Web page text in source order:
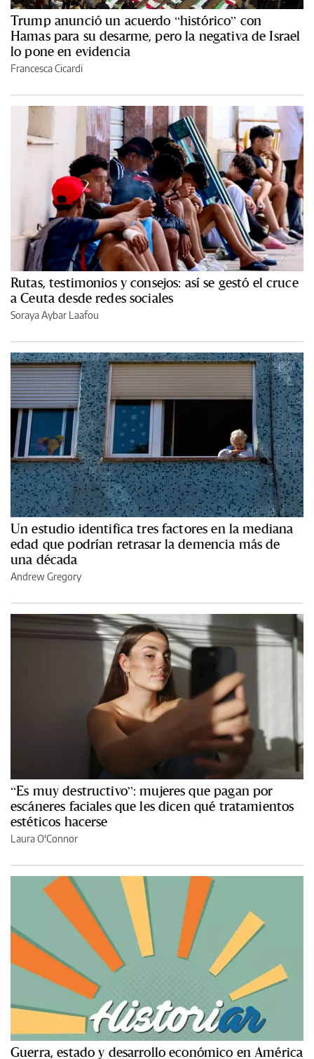
Trump anunció un acuerdo “histórico” con
Hamas para su desarme, pero la negativa de Israel
lo pone en evidencia
Francesca Cicardi
Rutas, testimonios y consejos: así se gestó el cruce
a Ceuta desde redes sociales
Soraya Aybar Laafou
Un estudio identifica tres factores en la mediana
edad que podrían retrasar la demencia más de
una década
Andrew Gregory
“Es muy destructivo”: mujeres que pagan por
escáneres faciales que les dicen qué tratamientos
estéticos hacerse
Laura O'Connor
Guerra, estado y desarrollo económico en América